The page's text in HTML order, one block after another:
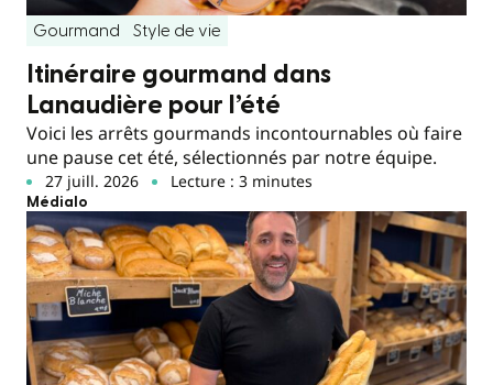
Gourmand Style de vie
Itinéraire gourmand dans
Lanaudière pour l’été
Voici les arrêts gourmands incontournables où faire
une pause cet été, sélectionnés par notre équipe.
27 juill. 2026 Lecture : 3 minutes
Médialo